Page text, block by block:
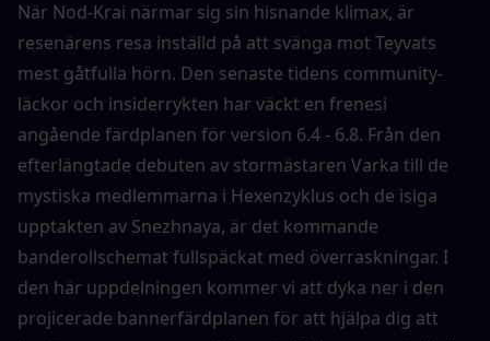
När Nod-Krai närmar sig sin hisnande klimax, är
resenärens resa inställd på att svänga mot Teyvats
mest gåtfulla hörn. Den senaste tidens community-
läckor och insiderrykten har väckt en frenesi
angående färdplanen för version 6.4 - 6.8. Från den
efterlängtade debuten av stormästaren Varka till de
mystiska medlemmarna i Hexenzyklus och de isiga
upptakten av Snezhnaya, är det kommande
banderollschemat fullspäckat med överraskningar. I
den här uppdelningen kommer vi att dyka ner i den
projicerade bannerfärdplanen för att hjälpa dig att